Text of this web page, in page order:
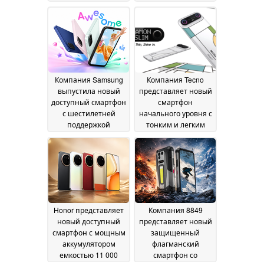
Olufsen27 July 2026
03
July 2026
Компания Samsung
выпустила новый
доступный смартфон
с шестилетней
поддержкой
программного
обеспечения26 June
2026
Компания Tecno
представляет новый
смартфон
начального уровня с
тонким и легким
24 June 2026
Honor представляет
новый доступный
смартфон с мощным
аккумулятором
емкостью 11 000
Компания 8849
представляет новый
защищенный
флагманский
смартфон со